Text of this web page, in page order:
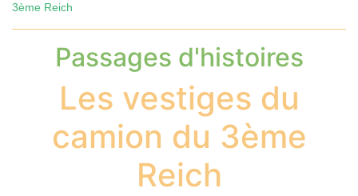
3ème Reich
Passages d'histoires
Les vestiges du
camion du 3ème
Reich